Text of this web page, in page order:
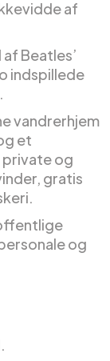
af
Beatles’
indspillede
vandrerhjem
et
og
gratis
og